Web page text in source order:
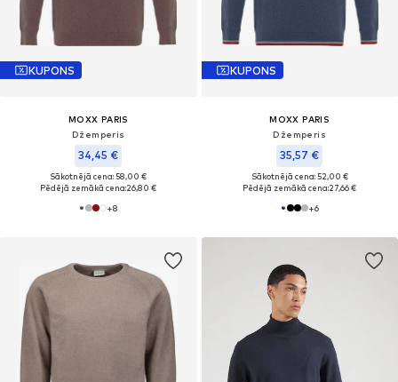
KUPONS
MOXX PARIS
Džemperis
34,45 €
Sākotnējā cena: 58,00 €
Pēdējā zemākā cena:26,80 €
+8
KUPONS
MOXX PARIS
Džemperis
35,57 €
Sākotnējā cena: 52,00 €
Pēdējā zemākā cena:27,66 €
+6